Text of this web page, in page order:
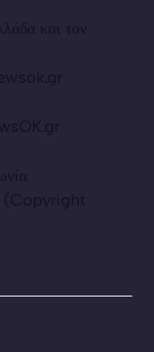
και τον
(Copyright